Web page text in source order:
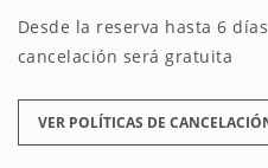
Desde la reserva hasta 6
cancelación será gratuita
VER POLÍTICAS DE